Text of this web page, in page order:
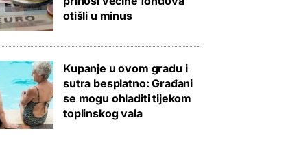
otišli u minus
Kupanje u ovom gradu i
sutra besplatno: Građani
se mogu ohladiti tijekom
toplinskog vala